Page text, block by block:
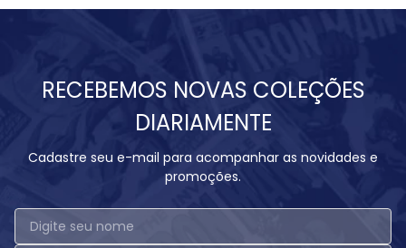
RECEBEMOS NOVAS COLEÇÕES
DIARIAMENTE
Cadastre seu e-mail para acompanhar as novidades e
promoções.